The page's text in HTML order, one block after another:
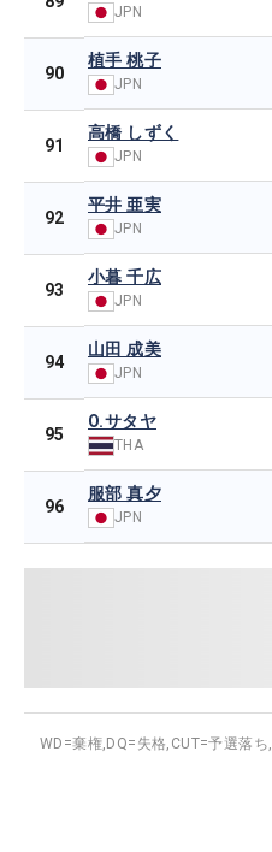
JPN
90
植手 桃子
JPN
91
高橋 しずく
JPN
92
平井 亜実
JPN
93
小暮 千広
JPN
94
山田 成美
JPN
95
O.サタヤ
THA
96
服部 真夕
JPN
WD=棄権, DQ=失格, CUT=予選落ち,